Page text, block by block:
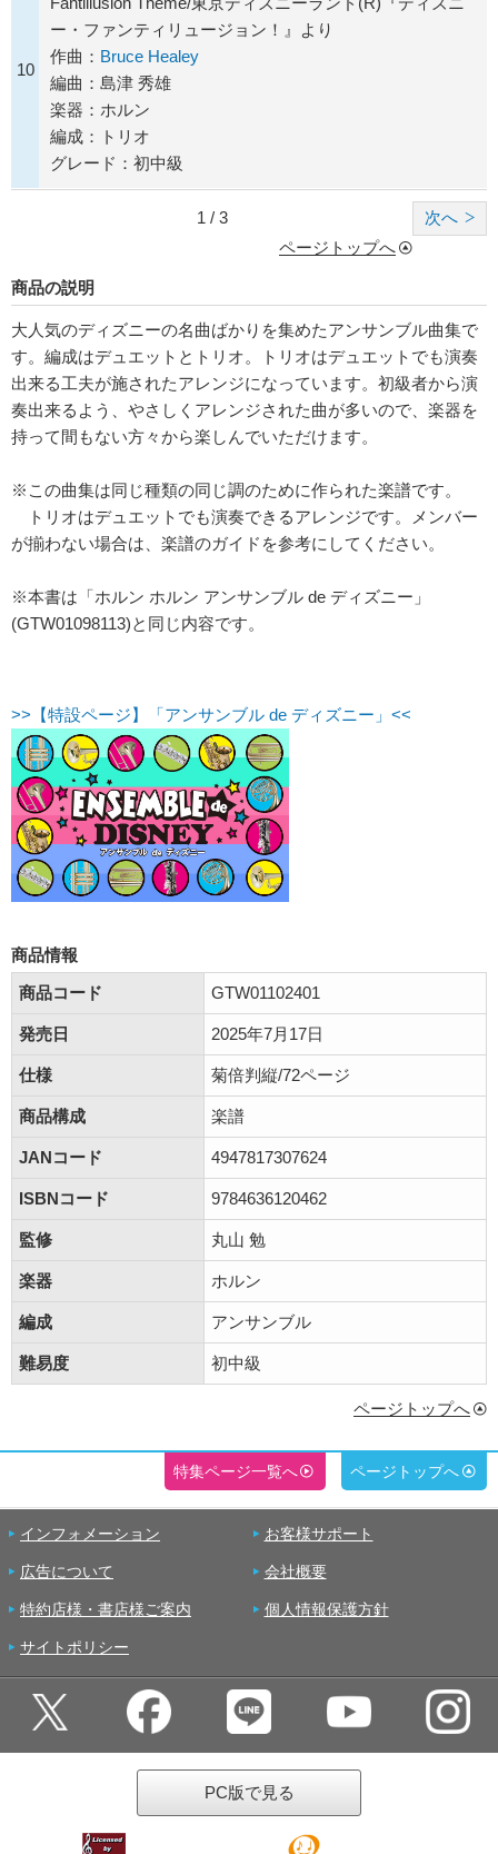
10
ー・ファンティリュージョン！』より
作曲： Bruce Healey
編曲：島津 秀雄
楽器：ホルン
編成：トリオ
グレード：初中級
次へ
1 / 3
ページトップへ
商品の説明
大人気のディズニーの名曲ばかりを集めたアンサンブル曲集で
す。編成はデュエットとトリオ。トリオはデュエットでも演奏
出来る工夫が施されたアレンジになっています。初級者から演
奏出来るよう、やさしくアレンジされた曲が多いので、楽器を
持って間もない方々から楽しんでいただけます。
※この曲集は同じ種類の同じ調のために作られた楽譜です。
トリオはデュエットでも演奏できるアレンジです。メンバー
が揃わない場合は、楽譜のガイドを参考にしてください。
※本書は「ホルン ホルン アンサンブル de ディズニー」
(GTW01098113)と同じ内容です。
>>【特設ページ】「アンサンブル de ディズニー」<<
商品情報
商品コード
GTW01102401
発売日 2025年7月17日
仕様 菊倍判縦/72ページ
商品構成 楽譜
JANコード 4947817307624
ISBNコード 9784636120462
監修 丸山 勉
楽器 ホルン
編成 アンサンブル
難易度 初中級
ページトップへ
特集ページ一覧へ ページトップへ
インフォメーション お客様サポート
広告について 会社概要
特約店様・書店様ご案内 個人情報保護方針
サイトポリシー
PC版で見る